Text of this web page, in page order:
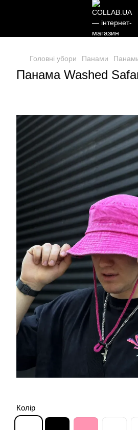
Головні убори Панами
Панама Washed
Колір